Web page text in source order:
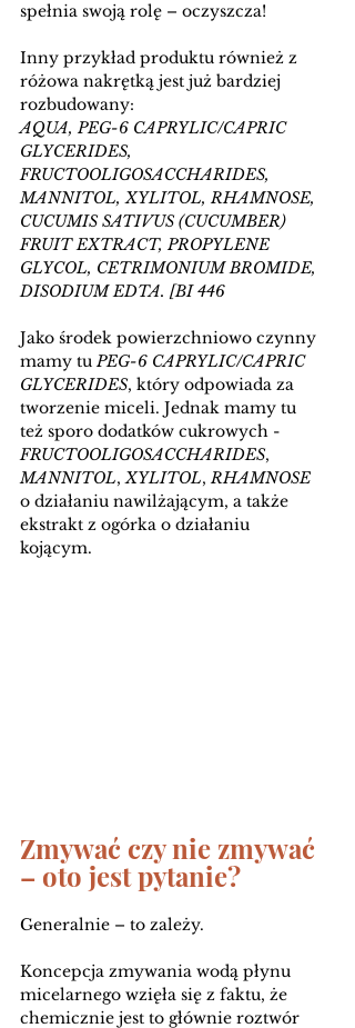
spełnia swoją rolę – oczyszcza!
Inny przykład produktu również z
różowa nakrętką jest już bardziej
rozbudowany:
AQUA, PEG-6 CAPRYLIC/CAPRIC
GLYCERIDES,
FRUCTOOLIGOSACCHARIDES,
MANNITOL, XYLITOL, RHAMNOSE,
CUCUMIS SATIVUS (CUCUMBER)
FRUIT EXTRACT, PROPYLENE
GLYCOL, CETRIMONIUM BROMIDE,
DISODIUM EDTA. [BI 446
Jako środek powierzchniowo czynny
mamy tu PEG-6 CAPRYLIC/CAPRIC
GLYCERIDES, który odpowiada za
tworzenie miceli. Jednak mamy tu
też sporo dodatków cukrowych -
FRUCTOOLIGOSACCHARIDES,
MANNITOL, XYLITOL, RHAMNOSE
o działaniu nawilżającym, a także
ekstrakt z ogórka o działaniu
kojącym.
Zmywać czy nie zmywać
– oto jest pytanie?
Generalnie – to zależy.
Koncepcja zmywania wodą płynu
micelarnego wzięła się z faktu, że
chemicznie jest to głównie roztwór